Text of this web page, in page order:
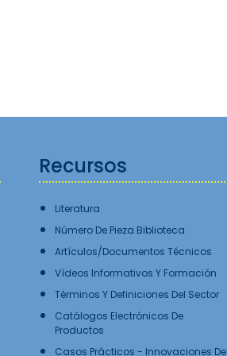
Recursos
Literatura
Número De Pieza Biblioteca
Artículos/Documentos Técnicos
Vídeos Informativos Y Formación
Términos Y Definiciones Del Sector
Catálogos Electrónicos De
Productos
Casos Prácticos - Innovaciones De